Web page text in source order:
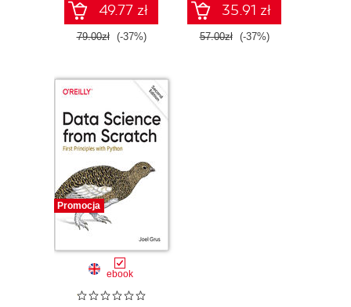
49.77 zł
79.00zł (-37%)
35.91 zł
57.00zł (-37%)
Promocja
ebook